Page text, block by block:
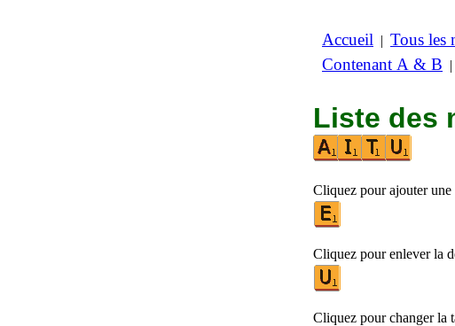
Accueil | Tous les
Contenant A & B |
Liste des
Cliquez pour ajouter
Cliquez pour enlever la
Cliquez pour changer la